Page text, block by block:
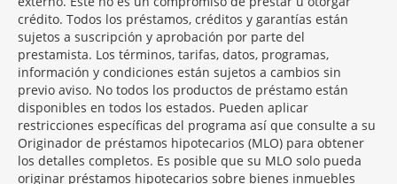
crédito. Todos los préstamos, créditos y garantías están
sujetos a suscripción y aprobación por parte del
prestamista. Los términos, tarifas, datos, programas,
información y condiciones están sujetos a cambios sin
previo aviso. No todos los productos de préstamo están
disponibles en todos los estados. Pueden aplicar
restricciones específicas del programa así que consulte a su
Originador de préstamos hipotecarios (MLO) para obtener
los detalles completos. Es posible que su MLO solo pueda
originar préstamos hipotecarios sobre bienes inmuebles